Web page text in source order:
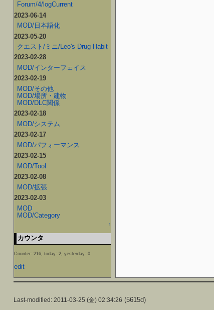
Forum/4/logCurrent
2023-06-14
MOD/日本語化
2023-05-20
クエスト/ミニ/Leo's Drug Habit
2023-02-28
MOD/インターフェイス
2023-02-19
MOD/その他
MOD/場所・建物
MOD/DLC関係
2023-02-18
MOD/システム
2023-02-17
MOD/パフォーマンス
2023-02-15
MOD/Tool
2023-02-08
MOD/拡張
2023-02-03
MOD
MOD/Category
↑
カウンタ
Counter: 216, today: 2, yesterday: 0
edit
Last-modified: 2011-03-25 (金) 02:34:26 (5615d)